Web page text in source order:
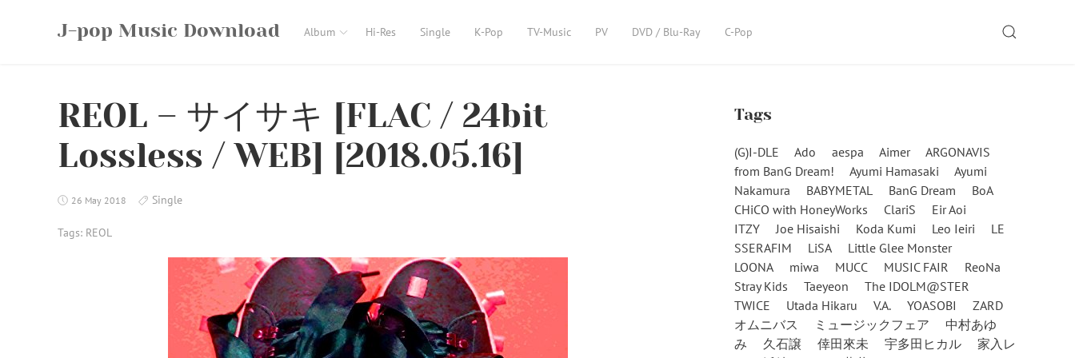
J-pop Music Download Album Hi-Res Single K-Pop TV-Music PV DVD / Blu-Ray C-Pop SEARCH
REOL – サイサキ [FLAC / 24bit
Lossless / WEB]‬ [2018.05.16]
26 May 2018 Single
Tags: REOL
Tags
(G)I-DLE Ado aespa Aimer
ARGONAVIS
from BanG Dream!
Ayumi Hamasaki
Ayumi
Nakamura
BABYMETAL BanG Dream
BoA
CHiCO with HoneyWorks
ClariS
Eir Aoi
ITZY
Joe Hisaishi Koda Kumi Leo Ieiri
LE
SSERAFIM
LiSA
Little Glee Monster
LOONA
miwa MUCC MUSIC FAIR
ReoNa
Stray Kids
Taeyeon
The IDOLM@STER
TWICE
Utada Hikaru V.A. YOASOBI
ZARD
オムニバス
ミュージックフェア
中村あゆ
み
久石譲 倖田來未 宇多田ヒカル
家入レ